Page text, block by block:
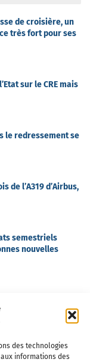
des technologies
informations des
de croisière, un
très fort pour ses
sur le CRE mais
le redressement se
de l’A319 d’Airbus,
semestriels
nouvelles
Partenaires